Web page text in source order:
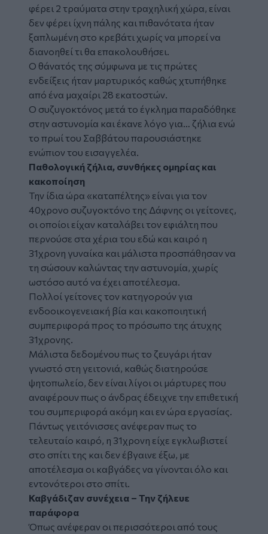
φέρει 2 τραύματα στην τραχηλική χώρα, είναι
δεν φέρει ίχνη πάλης και πιθανότατα ήταν
ξαπλωμένη στο κρεβάτι χωρίς να μπορεί να
διανοηθεί τι θα επακολουθήσει.
Ο θάνατός της σύμφωνα με τις πρώτες
ενδείξεις ήταν μαρτυρικός καθώς χτυπήθηκε
από ένα μαχαίρι 28 εκατοστών.
Ο συζυγοκτόνος μετά το έγκλημα παραδόθηκε
στην αστυνομία και έκανε λόγο για… ζήλια ενώ
το πρωί του Σαββάτου παρουσιάστηκε
ενώπιον του εισαγγελέα.
Παθολογική ζήλια, συνθήκες ομηρίας και
κακοποίηση
Την ίδια ώρα «καταπέλτης» είναι για τον
40χρονο συζυγοκτόνο της Δάφνης οι γείτονες,
οι οποίοι είχαν καταλάβει τον εφιάλτη που
περνούσε στα χέρια του εδώ και καιρό η
31χρονη γυναίκα και μάλιστα προσπάθησαν να
τη σώσουν καλώντας την αστυνομία, χωρίς
ωστόσο αυτό να έχει αποτέλεσμα.
Πολλοί γείτονες τον κατηγορούν για
ενδοοικογενειακή βία και κακοποιητική
συμπεριφορά προς το πρόσωπο της άτυχης
31χρονης.
Μάλιστα δεδομένου πως το ζευγάρι ήταν
γνωστό στη γειτονιά, καθώς διατηρούσε
ψητοπωλείο, δεν είναι λίγοι οι μάρτυρες που
αναφέρουν πως ο άνδρας έδειχνε την επιθετική
του συμπεριφορά ακόμη και εν ώρα εργασίας.
Πάντως γειτόνισσες ανέφεραν πως το
τελευταίο καιρό, η 31χρονη είχε εγκλωβιστεί
στο σπίτι της και δεν έβγαινε έξω, με
αποτέλεσμα οι καβγάδες να γίνονται όλο και
εντονότεροι στο σπίτι.
Καβγάδιζαν συνέχεια – Την ζήλευε
παράφορα
Όπως ανέφεραν οι περισσότεροι από τους